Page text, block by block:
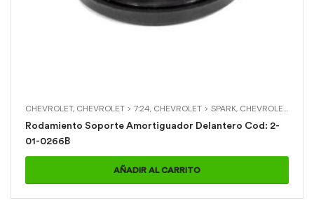
CHEVROLET, CHEVROLET > 7:24, CHEVROLET > SPARK, CHEVROLET > WAGON R
Rodamiento Soporte Amortiguador Delantero Cod: 2-
01-0266B
AÑADIR AL CARRITO